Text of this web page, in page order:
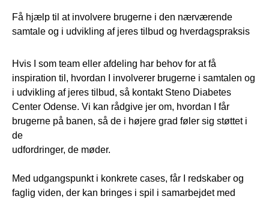
Få hjælp til at involvere brugerne i den nærværende
samtale og i udvikling af jeres tilbud og hverdagspraksis
Hvis I som team eller afdeling har behov for at få
inspiration til, hvordan I involverer brugerne i samtalen og
i udvikling af jeres tilbud, så kontakt Steno Diabetes
Center Odense. Vi kan rådgive jer om, hvordan I får
brugerne på banen, så de i højere grad føler sig støttet i
de
udfordringer, de møder.
Med udgangspunkt i konkrete cases, får I redskaber og
faglig viden, der kan bringes i spil i samarbejdet med